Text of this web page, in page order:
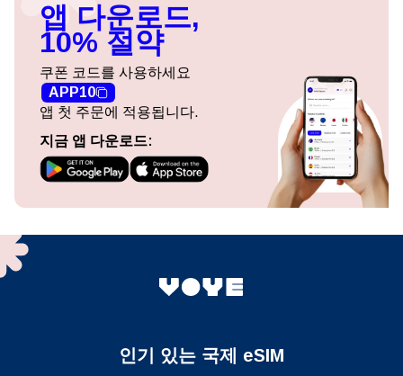
앱 다운로드,
10% 절약
쿠폰 코드를 사용하세요
APP10
앱 첫 주문에 적용됩니다.
지금 앱 다운로드:
인기 있는 국제 eSIM